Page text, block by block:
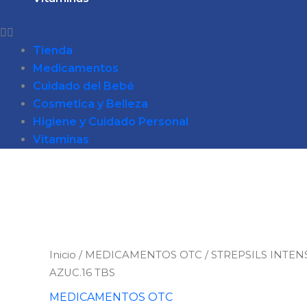
Tienda
Medicamentos
Cuidado del Bebé
Cosmetica y Belleza
Higiene y Cuidado Personal
Vitaminas
Inicio / MEDICAMENTOS OTC / STREPSILS
AZUC.16 TBS
MEDICAMENTOS OTC
SIN
AZUC.16
cantidad